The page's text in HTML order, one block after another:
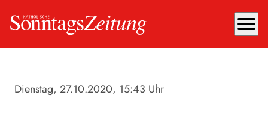
menu
Dienstag, 27.10.2020, 15:43 Uhr